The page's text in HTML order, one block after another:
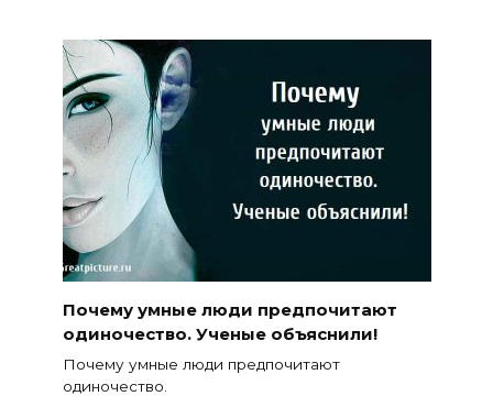
Почему умные люди предпочитают
одиночество. Ученые объяснили!
Почему умные люди предпочитают
одиночество.